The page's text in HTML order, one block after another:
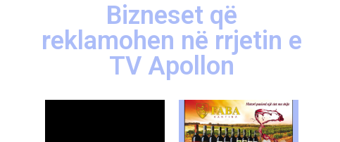
Bizneset që
reklamohen në rrjetin e
TV Apollon